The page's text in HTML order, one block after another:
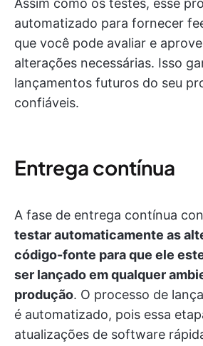
Assim como os testes, esse
automatizado para fornecer
que você pode avaliar e
alterações necessárias. Isso
lançamentos futuros do seu
confiáveis.
Entrega contínua
A fase de entrega contínua
testar automaticamente as
código-fonte para que ele
ser lançado em qualquer
produção. O processo de
é automatizado, pois essa
atualizações de software